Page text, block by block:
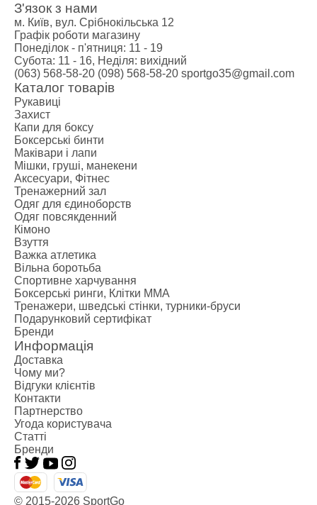
З'язок з нами
м. Київ, вул. Срібнокільська 12
Графік роботи магазину
Понеділок - п'ятниця: 11 - 19
Субота: 11 - 16, Неділя: вихідний
(063) 568-58-20 (098) 568-58-20 sportgo35@gmail.com
Каталог товарів
Рукавиці
Захист
Капи для боксу
Боксерські бинти
Маківари і лапи
Мішки, груші, манекени
Аксесуари, Фітнес
Тренажерний зал
Одяг для єдиноборств
Одяг повсякденний
Кімоно
Взуття
Важка атлетика
Вільна боротьба
Спортивне харчування
Боксерські ринги, Клітки ММА
Тренажери, шведські стінки, турники-бруси
Подарунковий сертифікат
Бренди
Информація
Доставка
Чому ми?
Відгуки клієнтів
Контакти
Партнерство
Угода користувача
Статті
Бренди
© 2015-2026 SportGo